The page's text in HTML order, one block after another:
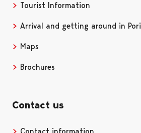
Tourist Information
Arrival and getting around in Pori
Maps
Brochures
Contact us